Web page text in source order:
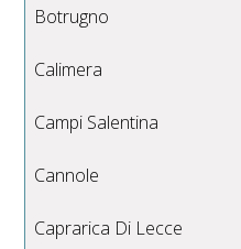
Botrugno
Calimera
Campi Salentina
Cannole
Caprarica Di Lecce